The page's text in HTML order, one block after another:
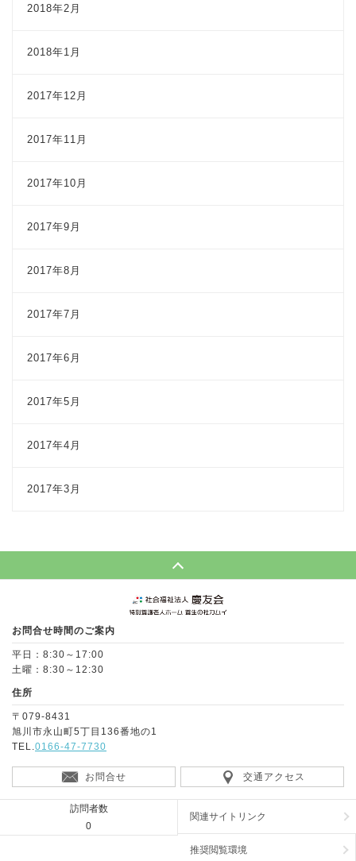
2018年2月
2018年1月
2017年12月
2017年11月
2017年10月
2017年9月
2017年8月
2017年7月
2017年6月
2017年5月
2017年4月
2017年3月
お問合せ時間のご案内
平日：8:30～17:00
土曜：8:30～12:30
住所
〒079-8431
旭川市永山町5丁目136番地の1
TEL.0166-47-7730
お問合せ 交通アクセス
訪問者数
0
関連サイトリンク
推奨閲覧環境